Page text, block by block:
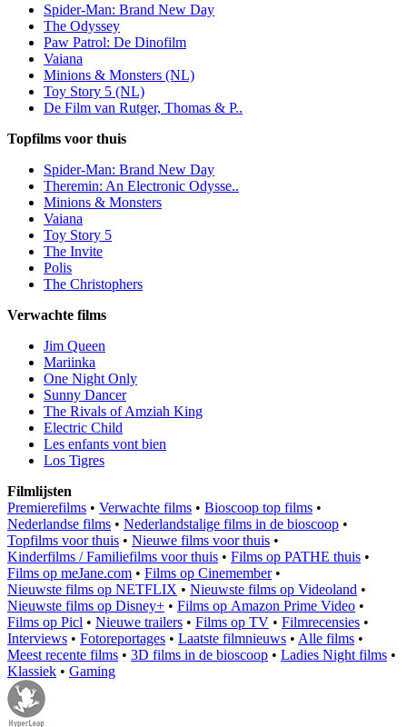
Spider-Man: Brand New Day
The Odyssey
Paw Patrol: De Dinofilm
Vaiana
Minions & Monsters (NL)
Toy Story 5 (NL)
De Film van Rutger, Thomas & P..
Topfilms voor thuis
Spider-Man: Brand New Day
Theremin: An Electronic Odysse..
Minions & Monsters
Vaiana
Toy Story 5
The Invite
Polis
The Christophers
Verwachte films
Jim Queen
Mariinka
One Night Only
Sunny Dancer
The Rivals of Amziah King
Electric Child
Les enfants vont bien
Los Tigres
Filmlijsten
Premierefilms • Verwachte films • Bioscoop top films •
Nederlandse films • Nederlandstalige films in de bioscoop •
Topfilms voor thuis • Nieuwe films voor thuis •
Kinderfilms / Familiefilms voor thuis • Films op PATHE thuis •
Films op meJane.com • Films op Cinemember•
Nieuwste films op NETFLIX • Nieuwste films op Videoland •
Nieuwste films op Disney+ • Films op Amazon Prime Video •
Films op Picl • Nieuwe trailers • Films op TV • Filmrecensies •
Interviews • Fotoreportages • Laatste filmnieuws • Alle films •
Meest recente films • 3D films in de bioscoop • Ladies Night films •
Klassiek • Gaming